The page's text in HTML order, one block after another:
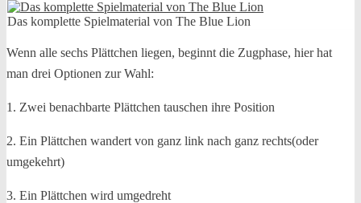
Das komplette Spielmaterial von The Blue Lion
Wenn alle sechs Plättchen liegen, beginnt die Zugphase, hier hat
man drei Optionen zur Wahl:
1. Zwei benachbarte Plättchen tauschen ihre Position
2. Ein Plättchen wandert von ganz link nach ganz rechts(oder
umgekehrt)
3. Ein Plättchen wird umgedreht